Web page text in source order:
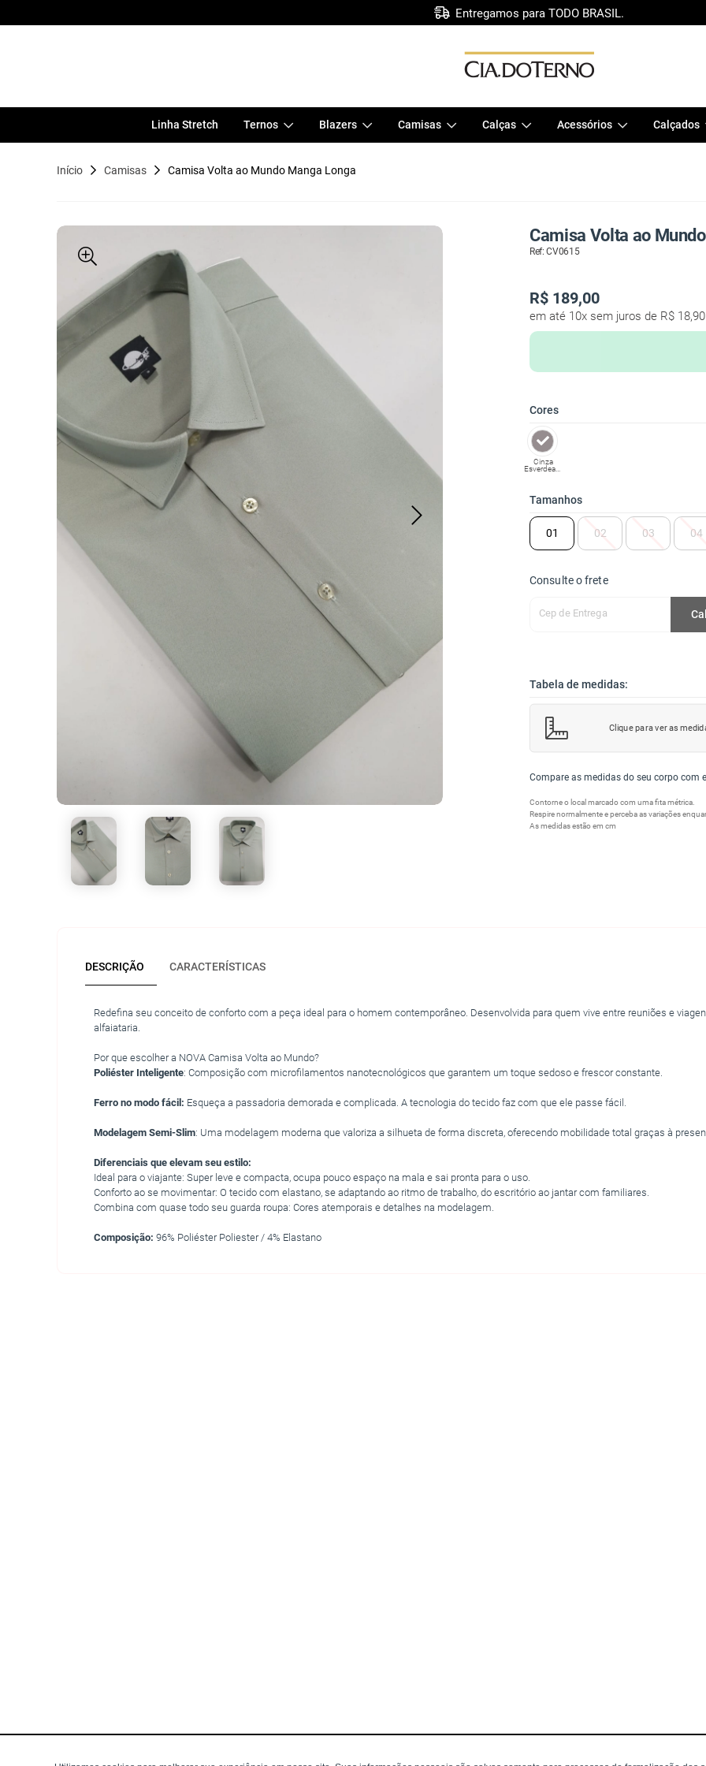
Entregamos para TODO BRASIL.
Linha Stretch Ternos Blazers Camisas Calças Acessórios Calçados
Início Camisas Camisa Volta ao Mundo Manga Longa
Camisa Volta ao
Ref: CV0615
R$ 189,00
em até 10x sem juros de R$ 18,90
Cores
Cinza
Tamanhos
01 02 03 04
Consulte o frete
Cep de Entrega
Tabela de medidas:
Clique para ver as
Compare as medidas do seu corpo com
Contorne o local marcado com uma fita métrica.
Respire normalmente e perceba as variações
As medidas estão em cm
DESCRIÇÃO CARACTERÍSTICAS
Redefina seu conceito de conforto com a peça ideal para o homem contemporâneo. Desenvolvida para quem vive entre reuniões e
alfaiataria.
Por que escolher a NOVA Camisa Volta ao Mundo?
Poliéster Inteligente: Composição com microfilamentos nanotecnológicos que garantem um toque sedoso e frescor constante.
Ferro no modo fácil: Esqueça a passadoria demorada e complicada. A tecnologia do tecido faz com que ele passe fácil.
Modelagem Semi-Slim: Uma modelagem moderna que valoriza a silhueta de forma discreta, oferecendo mobilidade total graças à
Diferenciais que elevam seu estilo:
Ideal para o viajante: Super leve e compacta, ocupa pouco espaço na mala e sai pronta para o uso.
Conforto ao se movimentar: O tecido com elastano, se adaptando ao ritmo de trabalho, do escritório ao jantar com familiares.
Combina com quase todo seu guarda roupa: Cores atemporais e detalhes na modelagem.
Composição: 96% Poliéster Poliester / 4% Elastano